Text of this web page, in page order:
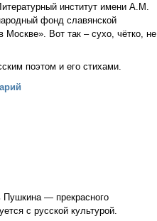
институт имени А.М.
фонд славянской
Вот так – сухо, чётко, не
поэтом и его стихами.
Пушкина — прекрасного
с русской культурой.